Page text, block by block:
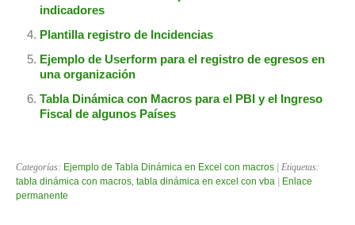
indicadores
Plantilla registro de Incidencias
Ejemplo de Userform para el registro de egresos en
una organización
Tabla Dinámica con Macros para el PBI y el Ingreso
Fiscal de algunos Países
Categorías: Ejemplo de Tabla Dinámica en Excel con macros | Etiquetas:
tabla dinámica con macros, tabla dinámica en excel con vba
Enlace
permanente